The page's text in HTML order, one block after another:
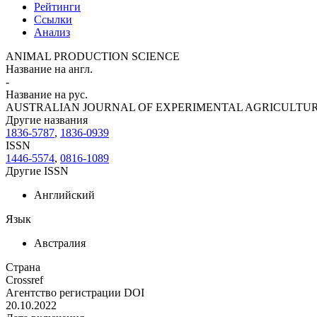
Рейтинги
Ссылки
Анализ
ANIMAL PRODUCTION SCIENCE
Название на англ.
-
Название на рус.
AUSTRALIAN JOURNAL OF EXPERIMENTAL
Другие названия
1836-5787, 1836-0939
ISSN
1446-5574, 0816-1089
Другие ISSN
Английский
Язык
Австралия
Страна
Crossref
Агентство регистрации DOI
20.10.2022